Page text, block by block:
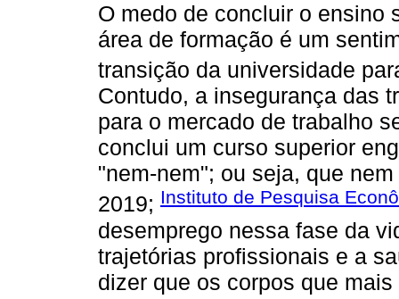
O medo de concluir o ensino
área de formação é um
transição da universidade
Contudo, a insegurança das
para o mercado de trabalho
conclui um curso superior
"nem-nem"; ou seja, que
2019; Instituto de Pesquisa
desemprego nessa fase da
trajetórias profissionais e a
dizer que os corpos que